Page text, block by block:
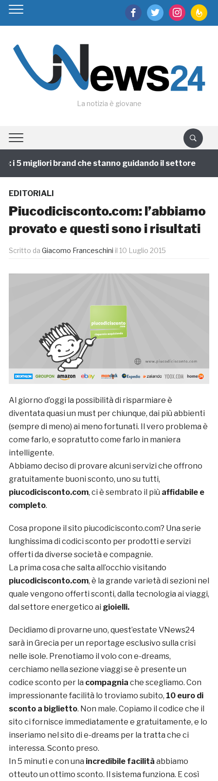
facebooktwitter instagram
La notizia è giovane
i 5 migliori brand che stanno guidando il settore
EDITORIALI
Piucodicisconto.com: l’abbiamo
provato e questi sono i risultati
Scritto da Giacomo Franceschini il 10 Luglio 2015
Al giorno d’oggi la possibilità di risparmiare è
diventata quasi un must per chiunque, dai più abbienti
(sempre di meno) ai meno fortunati. Il vero problema è
come farlo, e sopratutto come farlo in maniera
intelligente.
Abbiamo deciso di provare alcuni servizi che offrono
gratuitamente buoni sconto, uno su tutti,
piucodicisconto.com, ci è sembrato il più affidabile e
completo.
Cosa propone il sito piucodicisconto.com? Una serie
lunghissima di codici sconto per prodotti e servizi
offerti da diverse società e compagnie.
La prima cosa che salta all’occhio visitando
piucodicisconto.com, è la grande varietà di sezioni nel
quale vengono offerti sconti, dalla tecnologia ai viaggi,
dal settore energetico ai gioielli.
Decidiamo di provarne uno, quest’estate VNews24
sarà in Grecia per un reportage esclusivo sulla crisi
nelle isole. Prenotiamo il volo con e-dreams,
cerchiamo nella sezione viaggi se è presente un
codice sconto per la compagnia che scegliamo. Con
impressionante facilità lo troviamo subito, 10 euro di
sconto a biglietto. Non male. Copiamo il codice che il
sito ci fornisce immediatamente e gratuitamente, e lo
inseriamo nel sito di e-dreams per la tratta che ci
interessa. Sconto preso.
In 5 minuti e con una incredibile facilità abbiamo
otteuto un ottimo sconto. Il sistema funziona. E così